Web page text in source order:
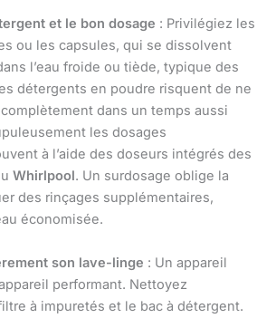
et le bon dosage : Privilégiez les
ou les capsules, qui se dissolvent
l’eau froide ou tiède, typique des
détergents en poudre risquent de ne
dans un temps aussi
les dosages
à l’aide des doseurs intégrés des
Whirlpool. Un surdosage oblige la
des rinçages supplémentaires,
économisée.
son lave-linge : Un appareil
performant. Nettoyez
à impuretés et le bac à détergent.